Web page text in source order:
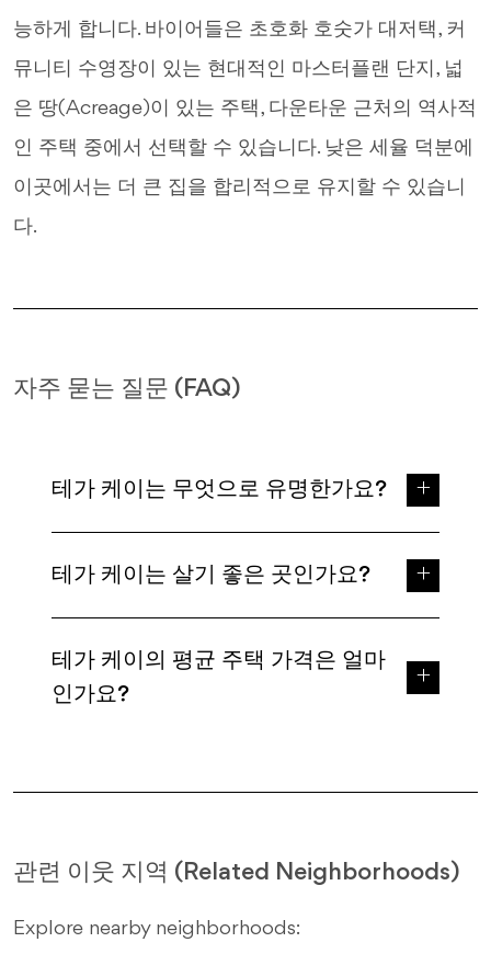
능하게 합니다. 바이어들은 초호화 호숫가 대저택, 커
뮤니티 수영장이 있는 현대적인 마스터플랜 단지, 넓
은 땅(Acreage)이 있는 주택, 다운타운 근처의 역사적
인 주택 중에서 선택할 수 있습니다. 낮은 세율 덕분에
이곳에서는 더 큰 집을 합리적으로 유지할 수 있습니
다.
자주 묻는 질문 (FAQ)
테가 케이는 무엇으로 유명한가요?
테가 케이는 살기 좋은 곳인가요?
테가 케이의 평균 주택 가격은 얼마
인가요?
관련 이웃 지역 (Related Neighborhoods)
Explore nearby neighborhoods: